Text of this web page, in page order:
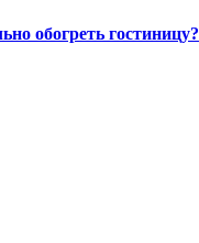
обогреть гостиницу?